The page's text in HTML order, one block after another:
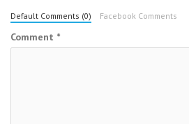
Default Comments (0) Facebook Comments
Comment *